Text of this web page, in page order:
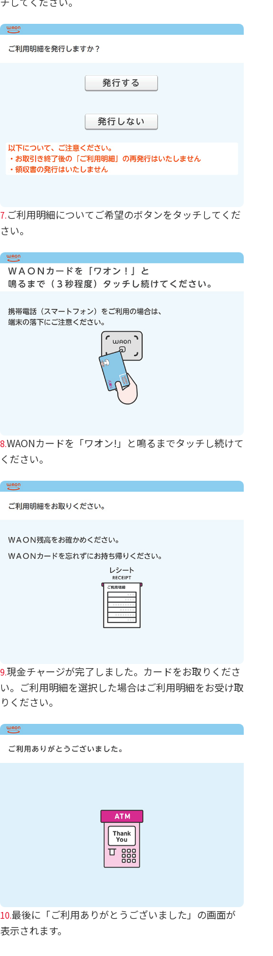
7. ご利用明細についてご希望のボタンをタッチしてくだ
さい。
8.WAONカードを「ワオン!」と鳴るまでタッチし続けて
ください。
9.現金チャージが完了しました。カードをお取りくださ
い。ご利用明細を選択した場合はご利用明細をお受け取
りください。
10.最後に「ご利用ありがとうございました」の画面が
表示されます。